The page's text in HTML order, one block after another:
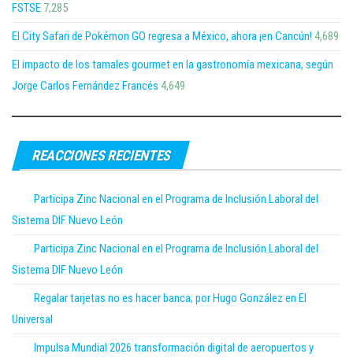
FSTSE 7,285
El City Safari de Pokémon GO regresa a México, ahora ¡en Cancún! 4,689
El impacto de los tamales gourmet en la gastronomía mexicana, según
Jorge Carlos Fernández Francés 4,649
REACCIONES RECIENTES
Participa Zinc Nacional en el Programa de Inclusión Laboral del
Sistema DIF Nuevo León
Participa Zinc Nacional en el Programa de Inclusión Laboral del
Sistema DIF Nuevo León
Regalar tarjetas no es hacer banca; por Hugo González en El
Universal
Impulsa Mundial 2026 transformación digital de aeropuertos y